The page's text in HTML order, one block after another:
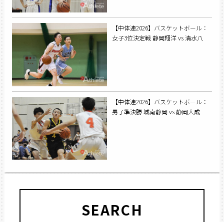
【中体連2026】バスケットボール：
女子3位決定戦 静岡翔洋 vs 清水八
【中体連2026】バスケットボール：
男子準決勝 城南静岡 vs 静岡大成
SEARCH